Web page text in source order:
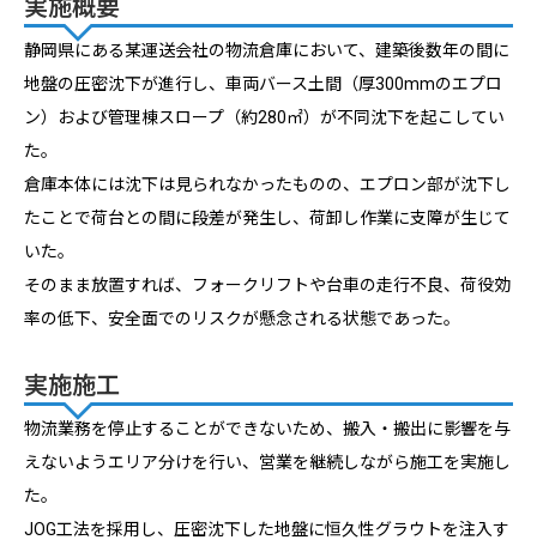
実施概要
静岡県にある某運送会社の物流倉庫において、建築後数年の間に
地盤の圧密沈下が進行し、車両バース土間（厚300mmのエプロ
ン）および管理棟スロープ（約280㎡）が不同沈下を起こしてい
た。
倉庫本体には沈下は見られなかったものの、エプロン部が沈下し
たことで荷台との間に段差が発生し、荷卸し作業に支障が生じて
いた。
そのまま放置すれば、フォークリフトや台車の走行不良、荷役効
率の低下、安全面でのリスクが懸念される状態であった。
実施施工
物流業務を停止することができないため、搬入・搬出に影響を与
えないようエリア分けを行い、営業を継続しながら施工を実施し
た。
JOG工法を採用し、圧密沈下した地盤に恒久性グラウトを注入す